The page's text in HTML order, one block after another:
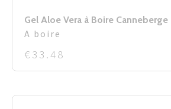
Gel Aloe Vera à Boire Canneberge
A boire
€ 33.48